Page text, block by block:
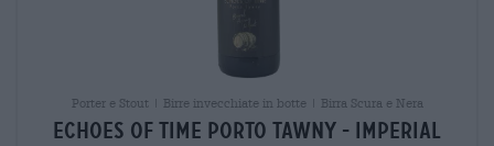
Porter e Stout | Birre invecchiate in botte | Birra Scura e Nera
echoes of time porto tawny - imperial